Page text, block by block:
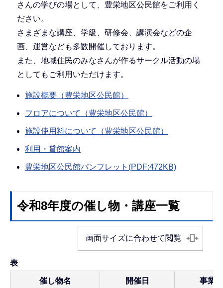
さんの学びの場として、豊栄地区公民館をご利用く
ださい。
さまざまな講座、学級、研修会、講演会などの企
画、運営なども多数開催しております。
また、地域住民のみなさんが作るサークル活動の場
としてもご利用いただけます。
施設概要（豊栄地区公民館）
フロアについて（豊栄地区公民館）
施設使用料について（豊栄地区公民館）
利用・貸館案内
豊栄地区公民館パンフレット(PDF:472KB)
令和8年度の催し物・講座一覧
画面サイズに合わせて閲覧
表
催し物名 開催日 事業